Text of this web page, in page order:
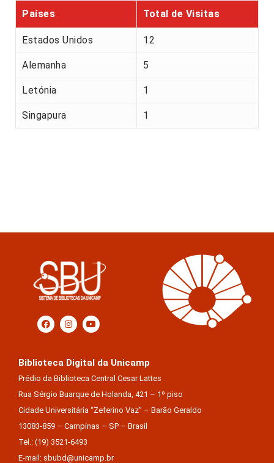
Países
Total de Visitas
Estados Unidos 12
Alemanha 5
Letónia 1
Singapura 1
Biblioteca Digital da Unicamp
Prédio da Biblioteca Central Cesar Lattes
Rua Sérgio Buarque de Holanda, 421 – 1º piso
Cidade Universitária “Zeferino Vaz” – Barão Geraldo
13083-859 – Campinas – SP – Brasil
Tel.: (19) 3521-6493
E-mail: sbubd@unicamp.br